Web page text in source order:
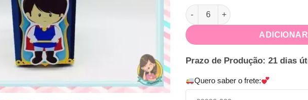
Caixa Milk Pequeno Príncipe
Prazo de Produção: 21 dias
Quero saber o frete: